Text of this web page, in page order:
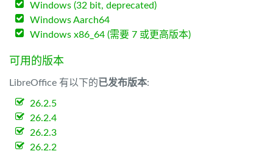
Windows (32 bit, deprecated)
Windows Aarch64
Windows x86_64 (需要 7 或更高版本)
可用的版本
LibreOffice 有以下的已发布版本:
26.2.5
26.2.4
26.2.3
26.2.2